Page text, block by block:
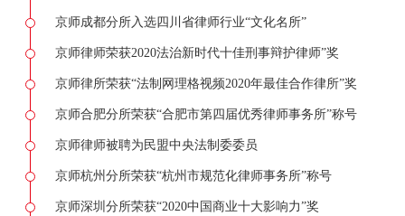
京师成都分所入选四川省律师行业“文化名所”
京师律师荣获2020法治新时代十佳刑事辩护律师”奖
京师律所荣获“法制网理格视频2020年最佳合作律所”奖
京师合肥分所荣获“合肥市第四届优秀律师事务所”称号
京师律师被聘为民盟中央法制委委员
京师杭州分所荣获“杭州市规范化律师事务所”称号
京师深圳分所荣获“2020中国商业十大影响力”奖